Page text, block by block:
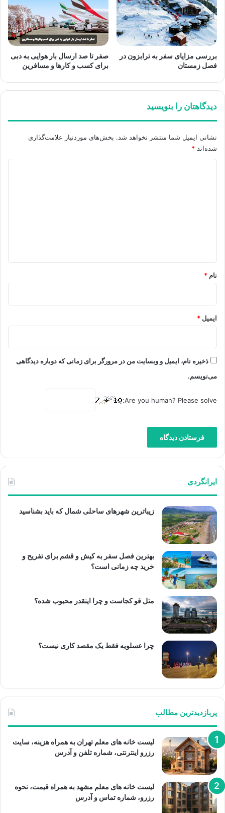
بررسی مزایای سفر به ترابزون در
فصل زمستان
صفر تا صد ارسال بار هوایی به دبی
برای کسب ‌و کارها و مسافرین
دیدگاهتان را بنویسید
نشانی ایمیل شما منتشر نخواهد شد. بخش‌های موردنیاز علامت‌گذاری
شده‌اند *
نام *
ایمیل *
ذخیره نام، ایمیل و وبسایت من در مرورگر برای زمانی که دوباره دیدگاهی
می‌نویسم.
Are you human? Please solve:
ایرانگردی
زیباترین شهرهای ساحلی شمال که باید بشناسید
بهترین فصل سفر به کیش و قشم برای تفریح و
خرید چه زمانی است؟
متل قو کجاست و چرا اینقدر محبوب شده؟
چرا عسلویه فقط یک مقصد کاری نیست؟
پربازدیدترین مطالب
لیست خانه های معلم تهران به همراه هزینه، سایت
رزرو اینترنتی، شماره تلفن و آدرس
لیست خانه های معلم مشهد به همراه قیمت، نحوه
رزرو، شماره تماس و آدرس